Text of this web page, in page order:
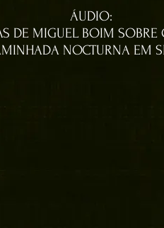
ÁUDIO:
DE MIGUEL BOIM SOBRE
NOCTURNA EM